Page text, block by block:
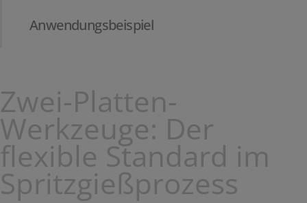
Anwendungsbeispiel
Zwei-Platten-
Werkzeuge: Der
flexible Standard im
Spritzgießprozess